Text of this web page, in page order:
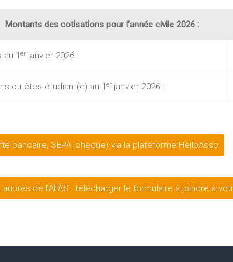
Montants des cotisations pour l’année civile 2026 :
au 1 er janvier 2026 :
ou êtes étudiant(e) au 1 er janvier 2026 :
bancaire, SEPA, chèque) via la plateforme HelloAsso
de l’AFAS : télécharger le formulaire à joindre à